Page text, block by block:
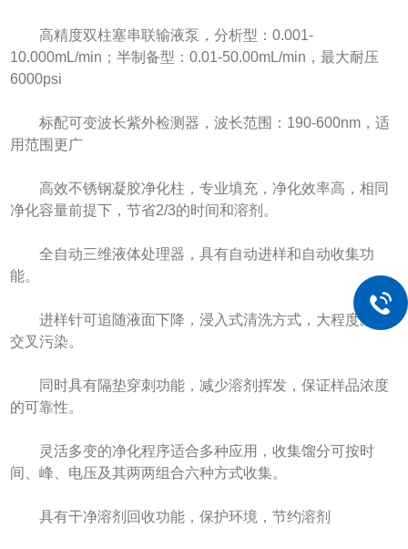
高精度双柱塞串联输液泵，分析型：0.001-
10.000mL/min；半制备型：0.01-50.00mL/min，最大耐压
6000psi
标配可变波长紫外检测器，波长范围：190-600nm，适
用范围更广
高效不锈钢凝胶净化柱，专业填充，净化效率高，相同
净化容量前提下，节省2/3的时间和溶剂。
全自动三维液体处理器，具有自动进样和自动收集功
能。
进样针可追随液面下降，浸入式清洗方式，大程度减少
交叉污染。
同时具有隔垫穿刺功能，减少溶剂挥发，保证样品浓度
的可靠性。
灵活多变的净化程序适合多种应用，收集馏分可按时
间、峰、电压及其两两组合六种方式收集。
具有干净溶剂回收功能，保护环境，节约溶剂